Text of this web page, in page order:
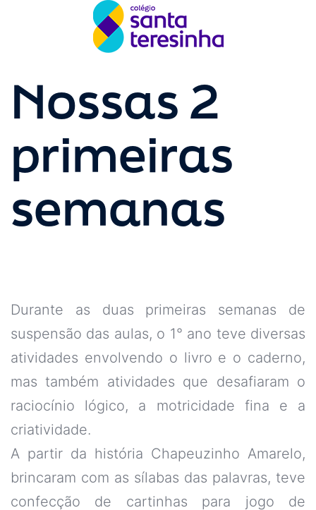
Nossas 2
primeiras
semanas
Durante as duas primeiras semanas de
suspensão das aulas, o 1° ano teve diversas
atividades envolvendo o livro e o caderno,
mas também atividades que desafiaram o
raciocínio lógico, a motricidade fina e a
criatividade.
A partir da história Chapeuzinho Amarelo,
brincaram com as sílabas das palavras, teve
confecção de cartinhas para jogo de